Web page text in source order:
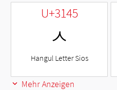
U+3145
ㅅ
Hangul Letter Sios
Mehr Anzeigen